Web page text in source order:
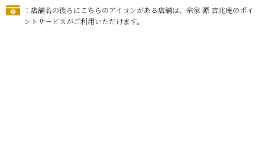
：店舗名の後ろにこちらのアイコンがある店舗は、宗家 源 吉兆庵のポイ
ントサービスがご利用いただけます。